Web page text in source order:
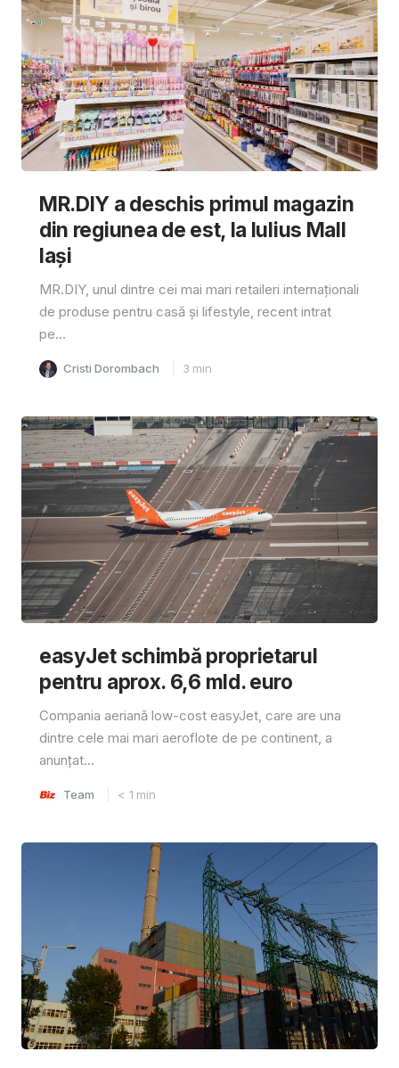
MR.DIY a deschis primul magazin
din regiunea de est, la Iulius Mall
Iași
MR.DIY, unul dintre cei mai mari retaileri internaționali
de produse pentru casă și lifestyle, recent intrat
pe...
Cristi Dorombach 3 min
easyJet schimbă proprietarul
pentru aprox. 6,6 mld. euro
Compania aeriană low-cost easyJet, care are una
dintre cele mai mari aeroflote de pe continent, a
anunțat...
Team < 1 min